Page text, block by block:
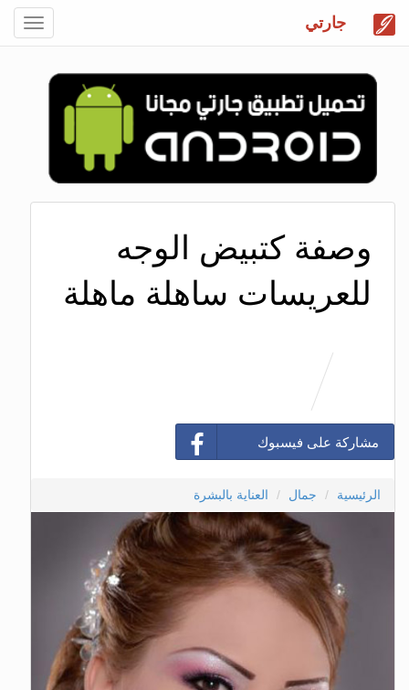
جارتي
وصفة كتبيض الوجه
للعريسات ساهلة ماهلة
مشاركة على فيسبوك
الرئيسية جمال العناية بالبشرة